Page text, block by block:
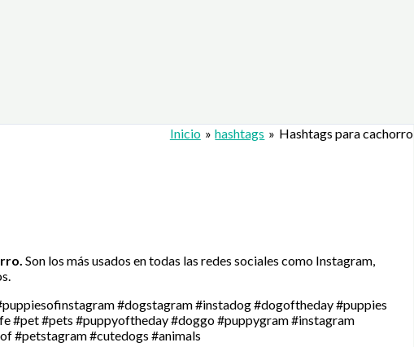
Inicio hashtags Hashtags para cachorro
Son los más usados en todas las redes sociales como Instagram,
#dogstagram #instadog #dogoftheday #puppies
#pet #pets #puppyoftheday #doggo #puppygram #instagram
#petstagram #cutedogs #animals